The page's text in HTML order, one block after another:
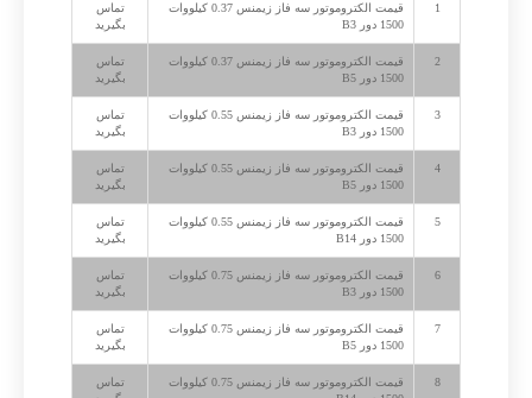
1
قیمت الکتروموتور سه فاز زیمنس 0.37 کیلووات
1500 دور B3
تماس
بگیرید
2
قیمت الکتروموتور سه فاز زیمنس 0.37 کیلووات
1500 دور B5
تماس
بگیرید
3
قیمت الکتروموتور سه فاز زیمنس 0.55 کیلووات
1500 دور B3
تماس
بگیرید
4
قیمت الکتروموتور سه فاز زیمنس 0.55 کیلووات
1500 دور B5
تماس
بگیرید
5
قیمت الکتروموتور سه فاز زیمنس 0.55 کیلووات
1500 دور B14
تماس
بگیرید
6
قیمت الکتروموتور سه فاز زیمنس 0.75 کیلووات
1500 دور B3
تماس
بگیرید
7
قیمت الکتروموتور سه فاز زیمنس 0.75 کیلووات
1500 دور B5
تماس
بگیرید
8
قیمت الکتروموتور سه فاز زیمنس 0.75 کیلووات
تماس